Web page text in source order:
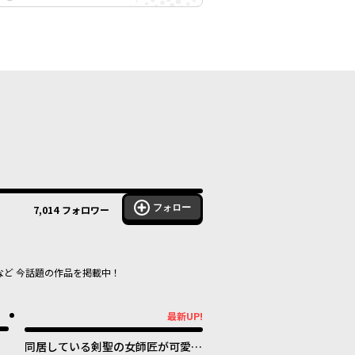
7,014 フォロワー フォロー
今話題の作品を掲載中！
最新UP!
同居している剣聖の女師匠が可愛す